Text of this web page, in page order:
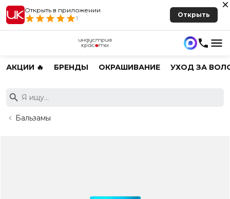
Открыть в приложении
1
Открыть
АКЦИИ 🔥 БРЕНДЫ ОКРАШИВАНИЕ УХОД ЗА
Бальзамы